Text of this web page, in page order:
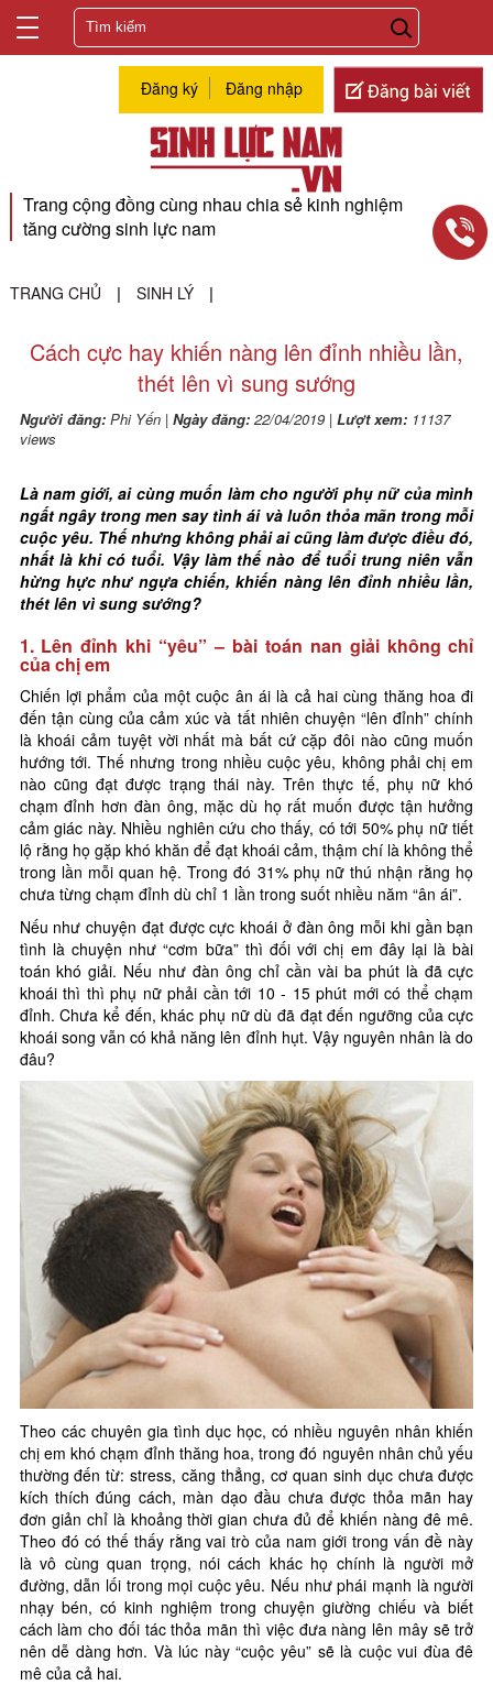
Đăng ký Đăng nhập
Trang cộng đồng cùng nhau chia sẻ kinh nghiệm
tăng cường sinh lực nam
TRANG CHỦ | SINH LÝ |
Cách cực hay khiến nàng lên đỉnh nhiều lần,
thét lên vì sung sướng
Người đăng: Phi Yến| Ngày đăng: 22/04/2019| Lượt xem: 11137
views
Là nam giới, ai cùng muốn làm cho người phụ nữ của mình
ngất ngây trong men say tình ái và luôn thỏa mãn trong mỗi
cuộc yêu. Thế nhưng không phải ai cũng làm được điều đó,
nhất là khi có tuổi. Vậy làm thế nào để tuổi trung niên vẫn
hừng hực như ngựa chiến, khiến nàng lên đỉnh nhiều lần,
thét lên vì sung sướng?
1. Lên đỉnh khi “yêu” – bài toán nan giải không chỉ
của chị em
Chiến lợi phẩm của một cuộc ân ái là cả hai cùng thăng hoa đi
đến tận cùng của cảm xúc và tất nhiên chuyện “lên đỉnh” chính
là khoái cảm tuyệt vời nhất mà bất cứ cặp đôi nào cũng muốn
hướng tới. Thế nhưng trong nhiều cuộc yêu, không phải chị em
nào cũng đạt được trạng thái này. Trên thực tế, phụ nữ khó
chạm đỉnh hơn đàn ông, mặc dù họ rất muốn được tận hưởng
cảm giác này. Nhiều nghiên cứu cho thấy, có tới 50% phụ nữ tiết
lộ rằng họ gặp khó khăn để đạt khoái cảm, thậm chí là không thể
trong lần mỗi quan hệ. Trong đó 31% phụ nữ thú nhận rằng họ
chưa từng chạm đỉnh dù chỉ 1 lần trong suốt nhiều năm “ân ái”.
Nếu như chuyện đạt được cực khoái ở đàn ông mỗi khi gần bạn
tình là chuyện như “cơm bữa” thì đối với chị em đây lại là bài
toán khó giải. Nếu như đàn ông chỉ cần vài ba phút là đã cực
khoái thì thì phụ nữ phải cần tới 10 - 15 phút mới có thể chạm
đỉnh. Chưa kể đến, khác phụ nữ dù đã đạt đến ngưỡng của cực
khoái song vẫn có khả năng lên đỉnh hụt. Vậy nguyên nhân là do
đâu?
Theo các chuyên gia tình dục học, có nhiều nguyên nhân khiến
chị em khó chạm đỉnh thăng hoa, trong đó nguyên nhân chủ yếu
thường đến từ: stress, căng thẳng, cơ quan sinh dục chưa được
kích thích đúng cách, màn dạo đầu chưa được thỏa mãn hay
đơn giản chỉ là khoảng thời gian chưa đủ để khiến nàng đê mê.
Theo đó có thế thấy rằng vai trò của nam giới trong vấn đề này
là vô cùng quan trọng, nói cách khác họ chính là người mở
đường, dẫn lối trong mọi cuộc yêu. Nếu như phái mạnh là người
nhạy bén, có kinh nghiệm trong chuyện giường chiếu và biết
cách làm cho đối tác thỏa mãn thì việc đưa nàng lên mây sẽ trở
nên dễ dàng hơn. Và lúc này “cuộc yêu” sẽ là cuộc vui đùa đê
mê của cả hai.